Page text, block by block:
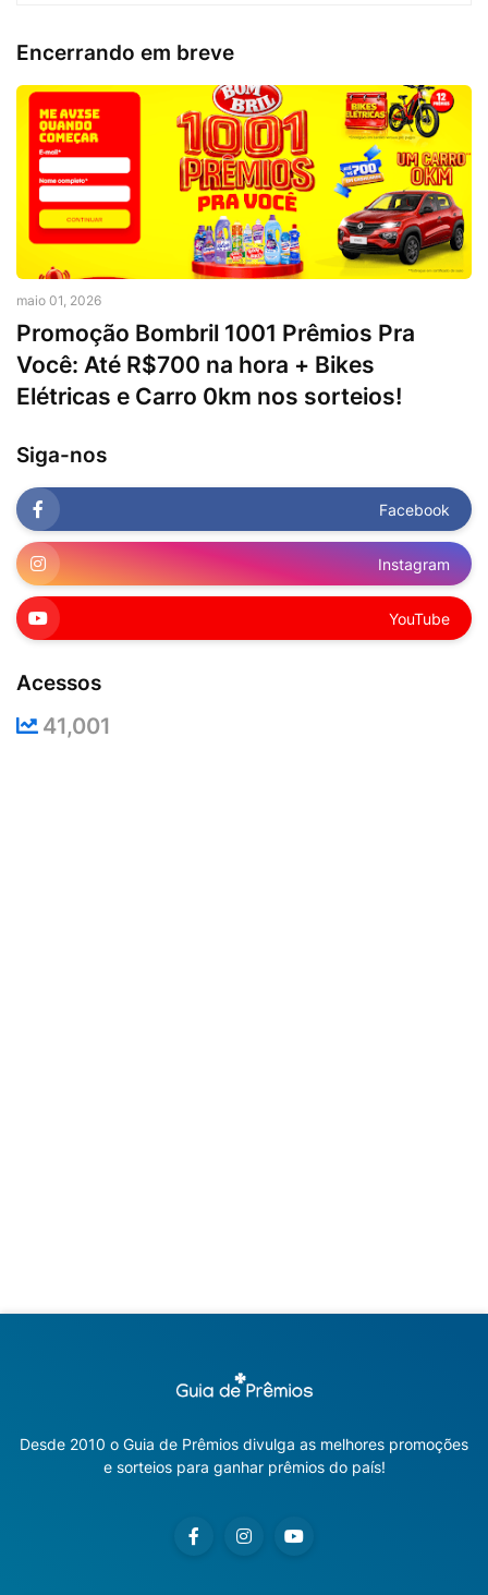
Encerrando em breve
maio 01, 2026
Promoção Bombril 1001 Prêmios Pra
Você: Até R$700 na hora + Bikes
Elétricas e Carro 0km nos sorteios!
Siga-nos
Facebook
Instagram
YouTube
Acessos
41,001
Desde 2010 o Guia de Prêmios divulga as melhores promoções
e sorteios para ganhar prêmios do país!